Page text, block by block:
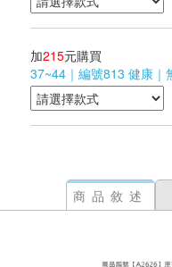
加215元購買
37~44｜編號813 健康｜
商品敘述